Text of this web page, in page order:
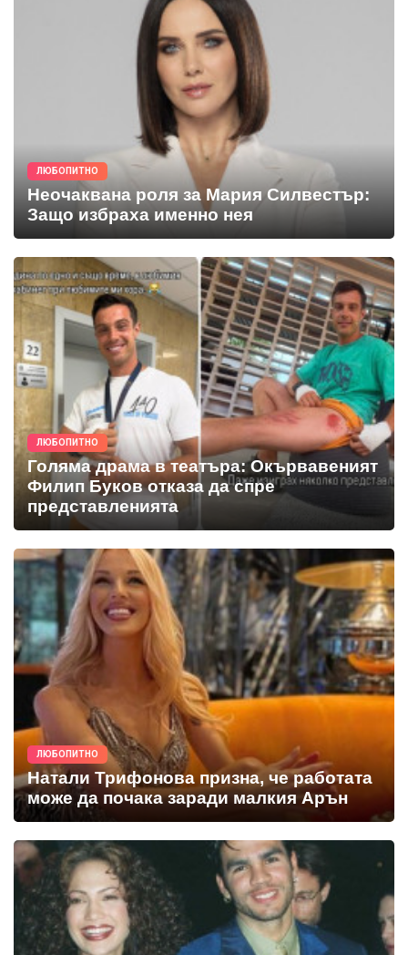
ЛЮБОПИТНО
Неочаквана роля за Мария Силвестър:
Защо избраха именно нея
ЛЮБОПИТНО
Голяма драма в театъра: Окървавеният
Филип Буков отказа да спре
представленията
ЛЮБОПИТНО
Натали Трифонова призна, че работата
може да почака заради малкия Арън